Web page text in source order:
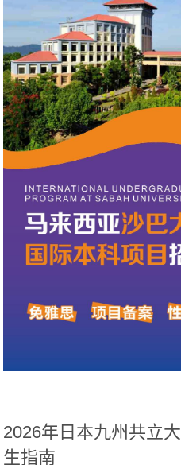
2026年日本九州共立
生指南